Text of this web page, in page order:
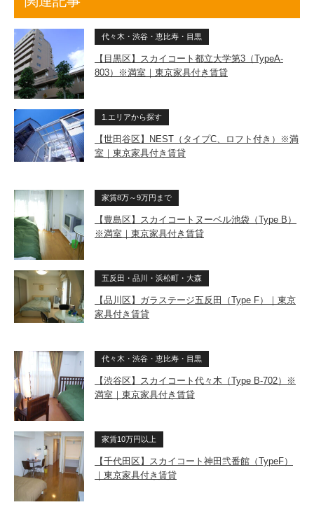
代々木・渋谷・恵比寿・目黒
【目黒区】スカイコート都立大学第3（TypeA-
803）※満室｜東京家具付き賃貸
1.エリアから探す
【世田谷区】NEST（タイプC、ロフト付き）※満
室｜東京家具付き賃貸
家賃8万～9万円まで
【豊島区】スカイコートヌーベル池袋（Type B）
※満室｜東京家具付き賃貸
五反田・品川・浜松町・大森
【品川区】ガラステージ五反田（Type F）｜東京
家具付き賃貸
代々木・渋谷・恵比寿・目黒
【渋谷区】スカイコート代々木（Type B-702）※
満室｜東京家具付き賃貸
家賃10万円以上
【千代田区】スカイコート神田弐番館（TypeF）
｜東京家具付き賃貸